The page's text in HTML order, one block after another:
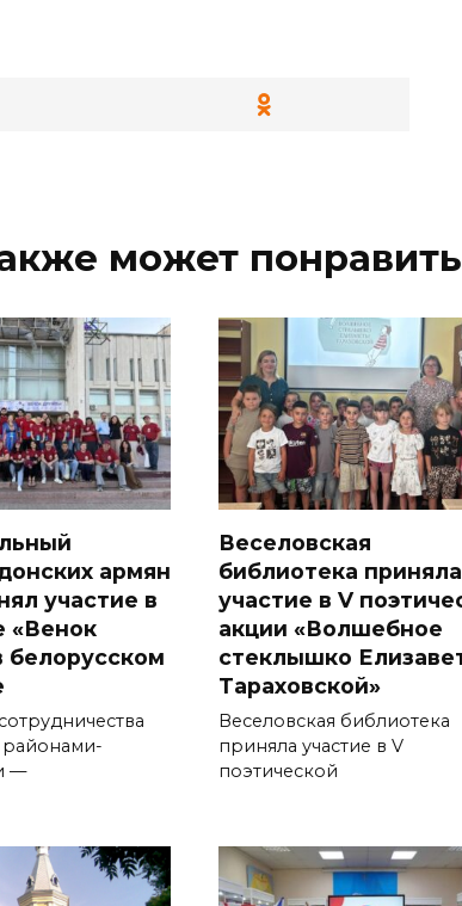
может
армян
участие в
«Венок
белорусском
—
Веселовская
библиотека приняла
участие в V
акции «Волшебное
стеклышко
Тараховской»
Веселовская библиотека
приняла участие в V
поэтической